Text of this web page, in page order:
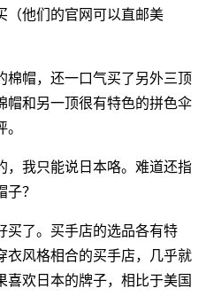
（他们的官网可以直邮美
棉帽，还一口气买了另外三顶
帽和另一顶很有特色的拼色伞
，我只能说日本咯。难道还指
？
买了。买手店的选品各有特
衣风格相合的买手店，几乎就
喜欢日本的牌子，相比于美国